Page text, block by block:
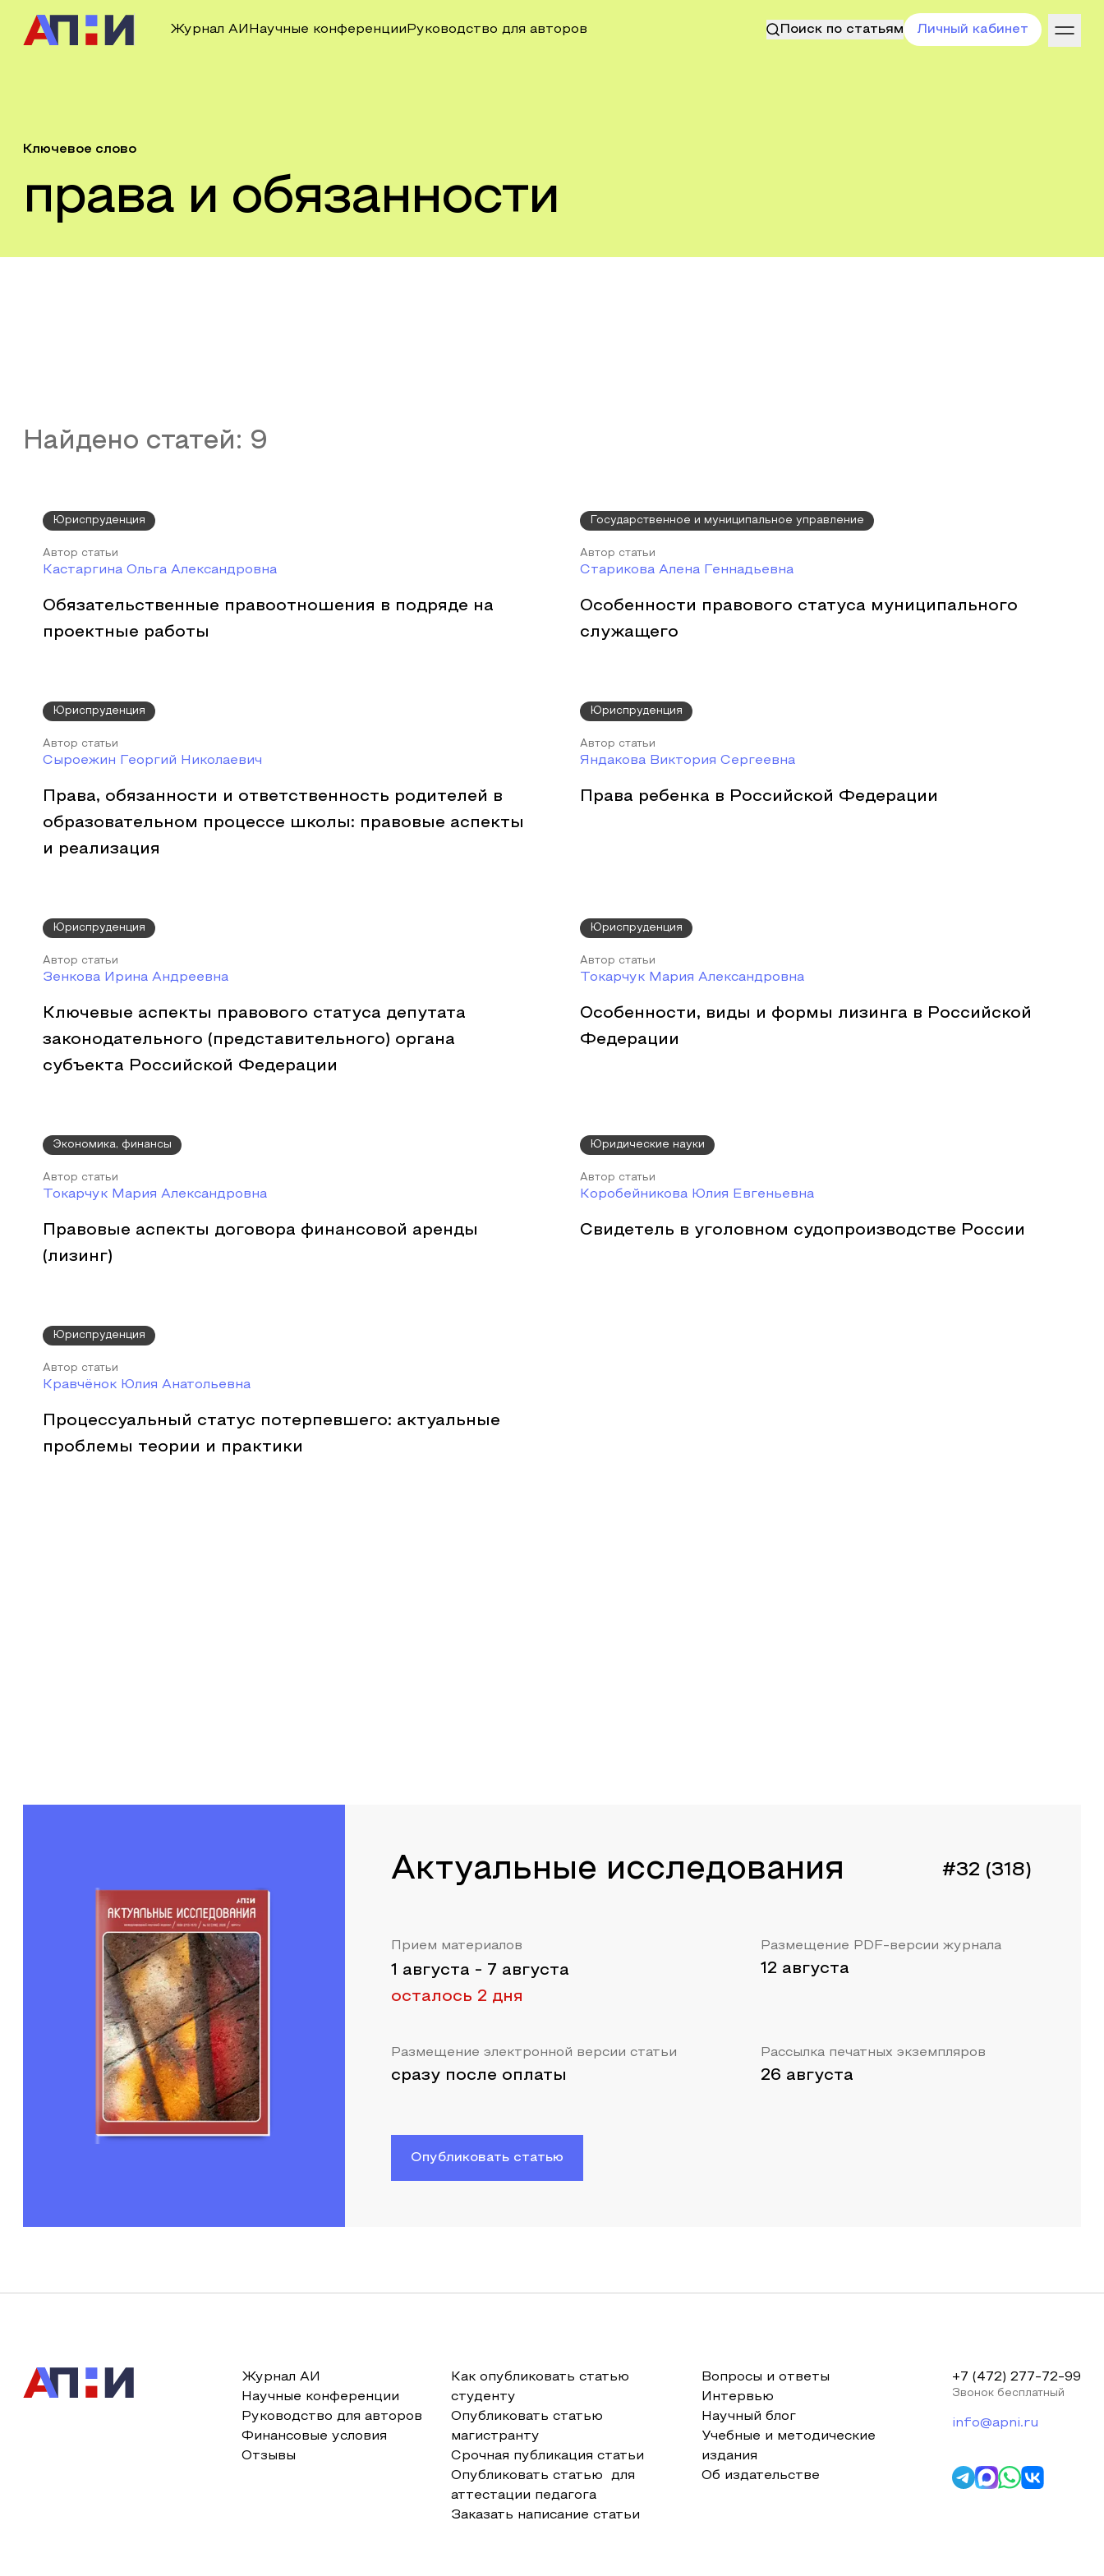
Журнал АИ Научные конференции Руководство для авторов Поиск по статьям Личный кабинет
Ключевое слово
права и обязанности
Найдено статей: 9
Юриспруденция
Автор статьи
Кастаргина Ольга Александровна
Обязательственные правоотношения в подряде на
проектные работы
Государственное и муниципальное управление
Автор статьи
Старикова Алена Геннадьевна
Особенности правового статуса муниципального
служащего
Юриспруденция
Автор статьи
Сыроежин Георгий Николаевич
Права, обязанности и ответственность родителей в
образовательном процессе школы: правовые аспекты
и реализация
Юриспруденция
Автор статьи
Яндакова Виктория Сергеевна
Права ребенка в Российской Федерации
Юриспруденция
Автор статьи
Зенкова Ирина Андреевна
Ключевые аспекты правового статуса депутата
законодательного (представительного) органа
субъекта Российской Федерации
Юриспруденция
Автор статьи
Токарчук Мария Александровна
Особенности, виды и формы лизинга в Российской
Федерации
Экономика, финансы
Автор статьи
Токарчук Мария Александровна
Правовые аспекты договора финансовой аренды
(лизинг)
Юридические науки
Автор статьи
Коробейникова Юлия Евгеньевна
Свидетель в уголовном судопроизводстве России
Юриспруденция
Автор статьи
Кравчёнок Юлия Анатольевна
Процессуальный статус потерпевшего: актуальные
проблемы теории и практики
Актуальные исследования #32 (318)
Прием материалов
1 августа - 7 августа
осталось 2 дня
Размещение PDF-версии журнала
12 августа
Размещение электронной версии статьи
сразу после оплаты
Рассылка печатных экземпляров
26 августа
Опубликовать статью
Журнал АИ
Научные конференции
Руководство для авторов
Финансовые условия
Отзывы
Как опубликовать статью
студенту
Опубликовать статью
магистранту
Срочная публикация статьи
Опубликовать статью для
аттестации педагога
Заказать написание статьи
Вопросы и ответы
Интервью
Научный блог
Учебные и методические
издания
Об издательстве
+7 (472) 277-72-99
Звонок бесплатный
info@apni.ru